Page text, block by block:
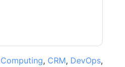
, CRM, DevOps,